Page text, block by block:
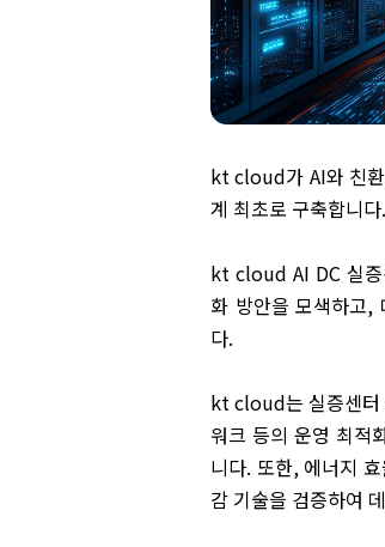
kt cloud가 AI와 친환
계 최초로 구축합니다.
kt cloud AI DC 실증
화 방안을 모색하고,
다.
kt cloud는 실증센터
워크 등의 운영 최적
니다. 또한, 에너지
감 기술을 검증하여